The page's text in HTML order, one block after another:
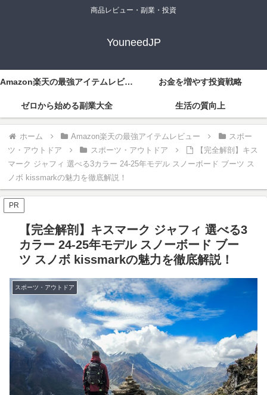
商品レビュー・副業・投資
YouneedJP
Amazon楽天の最強アイテムレビュー お金を増やす投資戦略
ゼロから始める副業大全 生活の質向上
ホーム Amazon楽天の最強アイテムレビュー
スポー
ツ・アウトドア
スポーツ・アウトドア
【完全解剖】キス
マーク ジャフィ 選べる3カラー 24-25年モデル スノーボード ブーツ ス
ノボ kissmarkの魅力を徹底解説！
PR
【完全解剖】キスマーク ジャフィ 選べる3
カラー 24-25年モデル スノーボード ブー
ツ スノボ kissmarkの魅力を徹底解説！
スポーツ・アウトドア